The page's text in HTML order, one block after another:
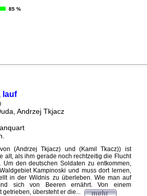
85 %
lauf
Andrzej Tkjacz
(Andrzej Tkjacz) und (Kamil Tkacz)) ist
alt, als ihm gerade noch rechtzeitig die Flucht
den deutschen Soldaten zu entkommen,
Kampinoski und muss dort lernen,
in der Wildnis zu überleben. Wie man auf
sich von Beeren ernährt. Von einem
übersteht er die...